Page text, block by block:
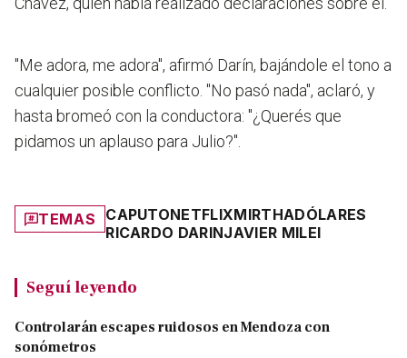
"Me adora, me adora", afirmó Darín, bajándole el tono a
cualquier posible conflicto. "No pasó nada", aclaró, y
hasta bromeó con la conductora: "¿Querés que
pidamos un aplauso para Julio?".
TEMAS CAPUTONETFLIXMIRTHADÓLARES
RICARDO DARINJAVIER MILEI
Seguí leyendo
Controlarán escapes ruidosos en Mendoza con
sonómetros